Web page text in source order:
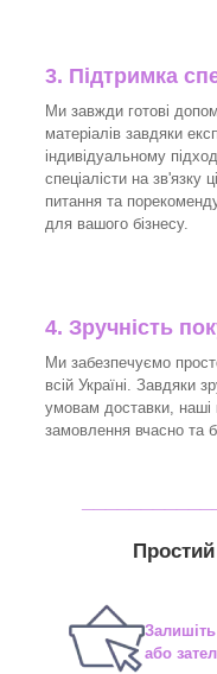
3. Підтримка
Ми завжди готові
матеріалів завдяки
індивідуальному
спеціалісти на зв'язку
питання та
для вашого бізнесу.
4. Зручність
Ми забезпечуємо
всій Україні. Завдяки
умовам доставки, наші
замовлення вчасно та
або